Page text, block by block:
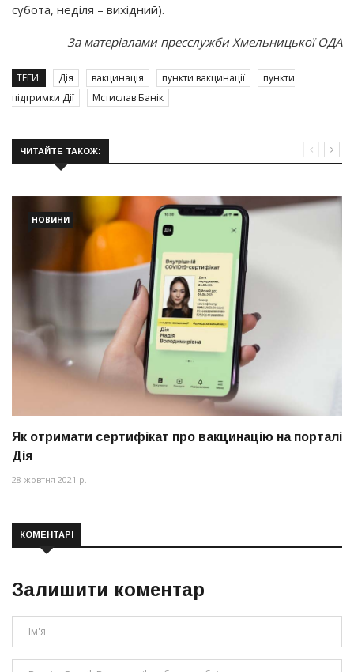
субота, неділя – вихідний).
За матеріалами пресслужби Хмельницької ОДА
ТЕГИ: Дія вакцинація пункти вакцинації
пункти
підтримки Дії
Мстислав Банік
ЧИТАЙТЕ ТАКОЖ:
НОВИНИ
Як отримати сертифікат про вакцинацію на порталі
Дія
28 жовтня 2021 р.
КОМЕНТАРІ
Залишити коментар